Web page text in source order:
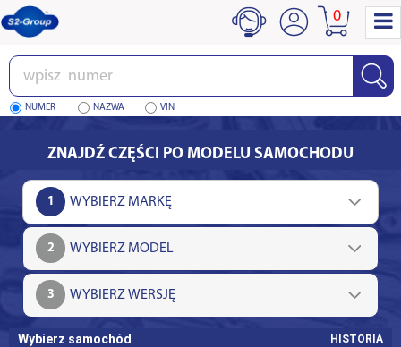
Wpisz
numer
NUMER NAZWA VIN
0
ZNAJDŹ CZĘŚCI PO MODELU SAMOCHODU
1
2
3
Wybierz samochód HISTORIA